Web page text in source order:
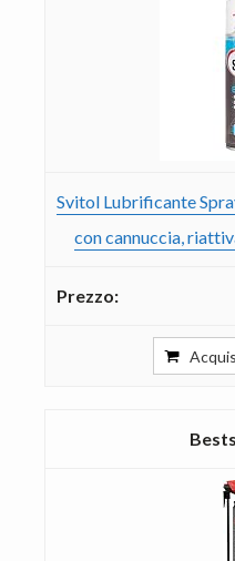
Svitol Lubrificante
con cannuccia,